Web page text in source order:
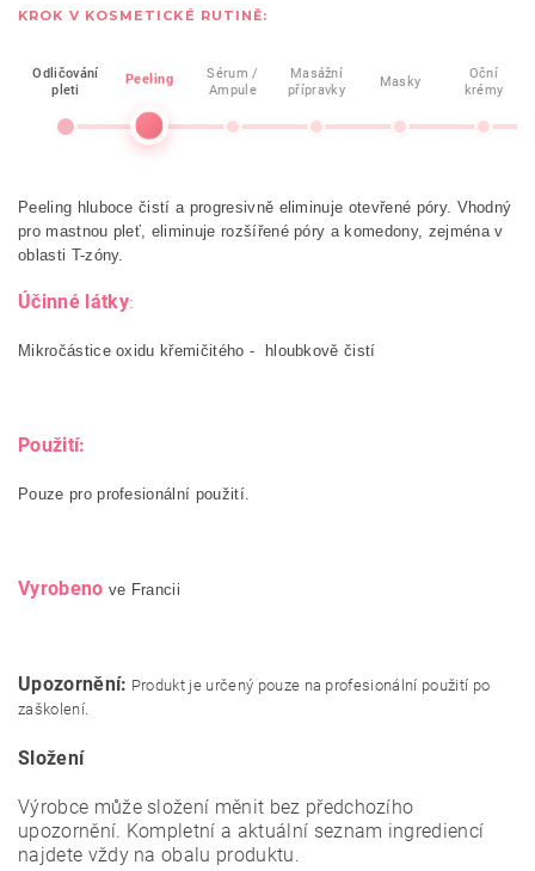
KROK V KOSMETICKÉ RUTINĚ:
Odličování
pleti
Peeling
Sérum /
Ampule
Masážní
přípravky
Masky
Oční
krémy
Peeling hluboce čistí a progresivně eliminuje otevřené póry. Vhodný
pro mastnou pleť, eliminuje rozšířené póry a komedony, zejména v
oblasti T-zóny.
Účinné látky:
Mikročástice oxidu křemičitého - hloubkově čistí
Použití:
Pouze pro profesionální použití.
Vyrobeno ve Francii
Upozornění: Produkt je určený pouze na profesionální použití po
zaškolení.
Složení
Výrobce může složení měnit bez předchozího
upozornění. Kompletní a aktuální seznam ingrediencí
najdete vždy na obalu produktu.